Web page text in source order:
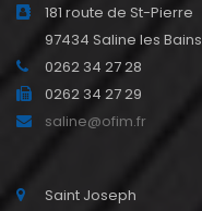
181 route de St-Pierre
97434 Saline les Bains
0262 34 27 28
0262 34 27 29
saline@ofim.fr
Saint Joseph